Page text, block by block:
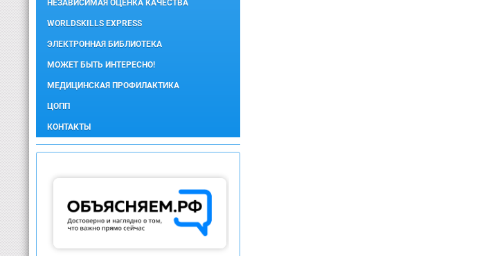
НЕЗАВИСИМАЯ ОЦЕНКА КАЧЕСТВА
WORLDSKILLS EXPRESS
ЭЛЕКТРОННАЯ БИБЛИОТЕКА
МОЖЕТ БЫТЬ ИНТЕРЕСНО!
МЕДИЦИНСКАЯ ПРОФИЛАКТИКА
ЦОПП
КОНТАКТЫ